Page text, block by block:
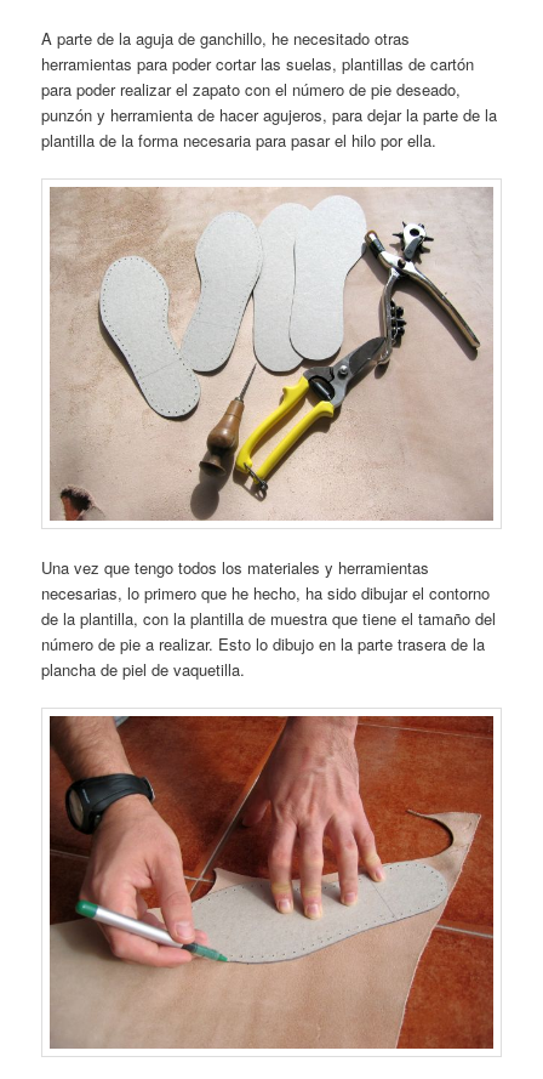
A parte de la aguja de ganchillo, he necesitado otras
herramientas para poder cortar las suelas, plantillas de cartón
para poder realizar el zapato con el número de pie deseado,
punzón y herramienta de hacer agujeros, para dejar la parte de la
plantilla de la forma necesaria para pasar el hilo por ella.
Una vez que tengo todos los materiales y herramientas
necesarias, lo primero que he hecho, ha sido dibujar el contorno
de la plantilla, con la plantilla de muestra que tiene el tamaño del
número de pie a realizar. Esto lo dibujo en la parte trasera de la
plancha de piel de vaquetilla.